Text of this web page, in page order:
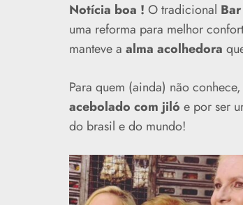
Notícia boa ! O tradicional
uma reforma para melhor
manteve a alma acolhedora
Para quem (ainda) não
acebolado com jiló e por ser
do brasil e do mundo!